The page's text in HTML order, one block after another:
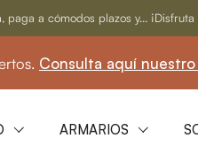
paga a cómodos plazos y...
nuestro horario
ARMARIOS